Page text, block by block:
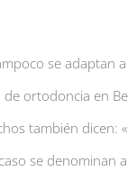
se adaptan
ortodoncia en
también dicen:
se denominan